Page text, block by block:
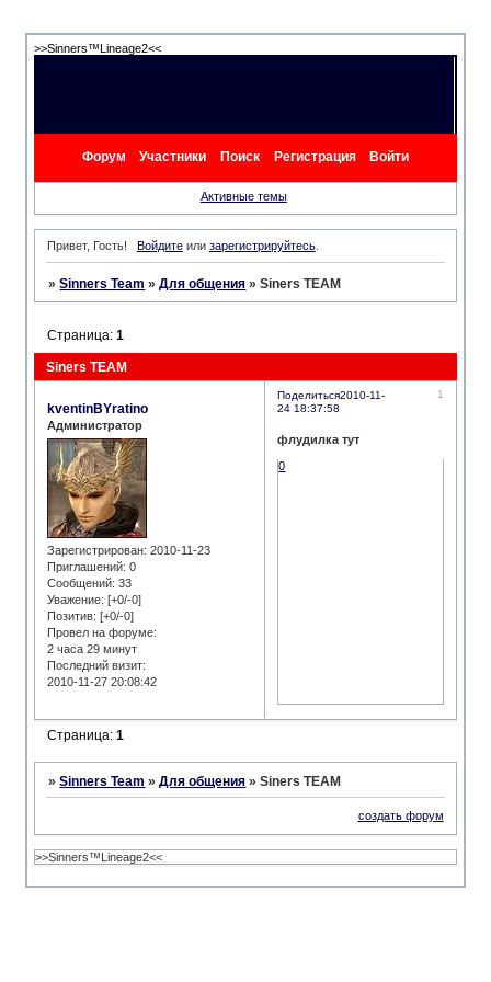
>>Sinners™Lineage2<<
Форум Участники Поиск Регистрация Войти
Активные темы
Привет, Гость! Войдитеили зарегистрируйтесь.
»Sinners Team »Для общения »Siners TEAM
Siners TEAM
Страница:1
Поделиться 1
2010-11-
24 18:37:58
kventinBYratino
Администратор
Зарегистрирован: 2010-11-23
Приглашений: 0
Сообщений: 33
Уважение: [+0/-0]
Позитив: [+0/-0]
Провел на форуме:
2 часа 29 минут
Последний визит:
2010-11-27 20:08:42
флудилка тут
0
Страница:1
»Sinners Team »Для общения »Siners TEAM
создать форум
>>Sinners™Lineage2<<